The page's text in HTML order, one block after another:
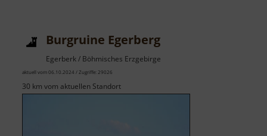
Burgruine Egerberg
Egerberk / Böhmisches Erzgebirge
aktuell vom 06.10.2024 / Zugriffe: 29026
30 km vom aktuellen Standort